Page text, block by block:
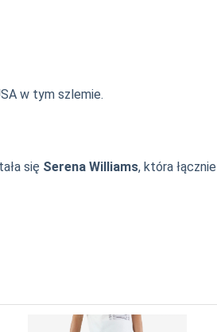
w tym szlemie.
się Serena Williams, która